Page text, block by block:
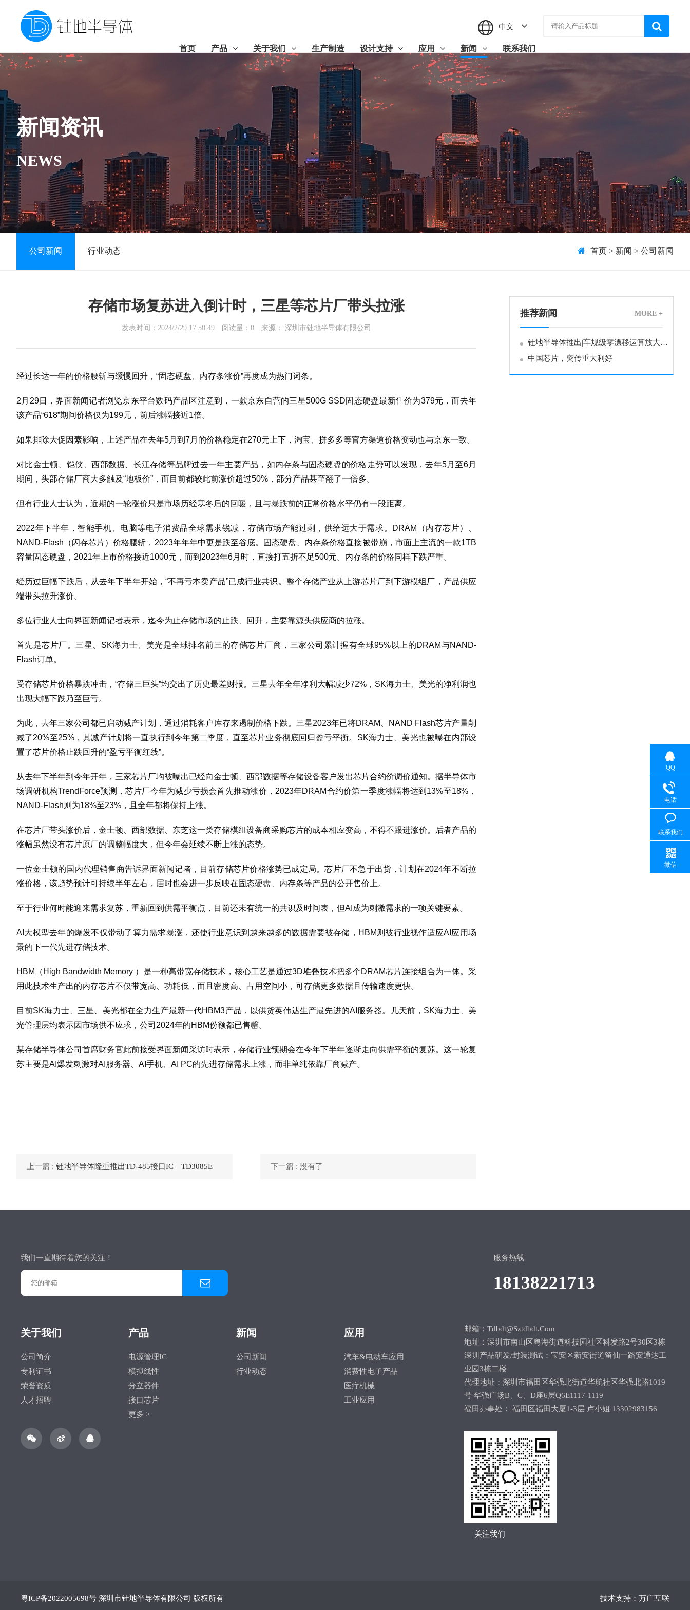
中文
首页 产品 关于我们 生产制造 设计支持 应用 新闻 联系我们
新闻资讯
NEWS
首页 > 新闻 > 公司新闻
公司新闻 行业动态
存储市场复苏进入倒计时，三星等芯片厂带头拉涨
发表时间：2024/2/29 17:50:49 阅读量： 0 来源： 深圳市钍地半导体有限公司
经过长达一年的价格腰斩与缓慢回升，“固态硬盘、内存条涨价”再度成为热门词条。
2月29日，界面新闻记者浏览京东平台数码产品区注意到，一款京东自营的三星500G SSD固态硬盘最新售价为379元，而去年
该产品“618”期间价格仅为199元，前后涨幅接近1倍。
如果排除大促因素影响，上述产品在去年5月到7月的价格稳定在270元上下，淘宝、拼多多等官方渠道价格变动也与京东一致。
对比金士顿、铠侠、西部数据、长江存储等品牌过去一年主要产品，如内存条与固态硬盘的价格走势可以发现，去年5月至6月
期间，头部存储厂商大多触及“地板价”，而目前都较此前涨价超过50%，部分产品甚至翻了一倍多。
但有行业人士认为，近期的一轮涨价只是市场历经寒冬后的回暖，且与暴跌前的正常价格水平仍有一段距离。
2022年下半年，智能手机、电脑等电子消费品全球需求锐减，存储市场产能过剩，供给远大于需求。DRAM（内存芯片）、
NAND-Flash（闪存芯片）价格腰斩，2023年年年中更是跌至谷底。固态硬盘、内存条价格直接被带崩，市面上主流的一款1TB
容量固态硬盘，2021年上市价格接近1000元，而到2023年6月时，直接打五折不足500元。内存条的价格同样下跌严重。
经历过巨幅下跌后，从去年下半年开始，“不再亏本卖产品”已成行业共识。整个存储产业从上游芯片厂到下游模组厂，产品供应
端带头拉升涨价。
多位行业人士向界面新闻记者表示，迄今为止存储市场的止跌、回升，主要靠源头供应商的拉涨。
首先是芯片厂。三星、SK海力士、美光是全球排名前三的存储芯片厂商，三家公司累计握有全球95%以上的DRAM与NAND-
Flash订单。
受存储芯片价格暴跌冲击，“存储三巨头”均交出了历史最差财报。三星去年全年净利大幅减少72%，SK海力士、美光的净利润也
出现大幅下跌乃至巨亏。
为此，去年三家公司都已启动减产计划，通过消耗客户库存来遏制价格下跌。三星2023年已将DRAM、NAND Flash芯片产量削
减了20%至25%，其减产计划将一直执行到今年第二季度，直至芯片业务彻底回归盈亏平衡。SK海力士、美光也被曝在内部设
置了芯片价格止跌回升的“盈亏平衡红线”。
从去年下半年到今年开年，三家芯片厂均被曝出已经向金士顿、西部数据等存储设备客户发出芯片合约价调价通知。据半导体市
场调研机构TrendForce预测，芯片厂今年为减少亏损会首先推动涨价，2023年DRAM合约价第一季度涨幅将达到13%至18%，
NAND-Flash则为18%至23%，且全年都将保持上涨。
在芯片厂带头涨价后，金士顿、西部数据、东芝这一类存储模组设备商采购芯片的成本相应变高，不得不跟进涨价。后者产品的
涨幅虽然没有芯片原厂的调整幅度大，但今年会延续不断上涨的态势。
一位金士顿的国内代理销售商告诉界面新闻记者，目前存储芯片价格涨势已成定局。芯片厂不急于出货，计划在2024年不断拉
涨价格，该趋势预计可持续半年左右，届时也会进一步反映在固态硬盘、内存条等产品的公开售价上。
至于行业何时能迎来需求复苏，重新回到供需平衡点，目前还未有统一的共识及时间表，但AI成为刺激需求的一项关键要素。
AI大模型去年的爆发不仅带动了算力需求暴涨，还使行业意识到越来越多的数据需要被存储，HBM则被行业视作适应AI应用场
景的下一代先进存储技术。
HBM（High Bandwidth Memory ）是一种高带宽存储技术，核心工艺是通过3D堆叠技术把多个DRAM芯片连接组合为一体。采
用此技术生产出的内存芯片不仅带宽高、功耗低，而且密度高、占用空间小，可存储更多数据且传输速度更快。
目前SK海力士、三星、美光都在全力生产最新一代HBM3产品，以供货英伟达生产最先进的AI服务器。几天前，SK海力士、美
光管理层均表示因市场供不应求，公司2024年的HBM份额都已售罄。
某存储半导体公司首席财务官此前接受界面新闻采访时表示，存储行业预期会在今年下半年逐渐走向供需平衡的复苏。这一轮复
苏主要是AI爆发刺激对AI服务器、AI手机、AI PC的先进存储需求上涨，而非单纯依靠厂商减产。
上一篇 : 钍地半导体隆重推出TD-485接口IC—TD3085E 下一篇 : 没有了
推荐新闻 MORE +
钍地半导体推出|车规级零漂移运算放大器TD8331Q1
中国芯片，突传重大利好
我们一直期待着您的关注！ 服务热线
18138221713
关于我们
公司简介
专利证书
荣誉资质
人才招聘
产品
电源管理IC
模拟线性
分立器件
接口芯片
更多 >
新闻
公司新闻
行业动态
应用
汽车&电动车应用
消费性电子产品
医疗机械
工业应用
邮箱：tdbdt@sztdbdt.Com
地址：深圳市南山区粤海街道科技园社区科发路2号30区3栋
深圳产品研发/封装测试：宝安区新安街道留仙一路安通达工
业园3栋二楼
代理地址：深圳市福田区华强北街道华航社区华强北路1019
号 华强广场B、C、D座6层Q6E1117-1119
福田办事处： 福田区福田大厦1-3层 卢小姐 13302983156
关注我们
粤ICP备2022005698号 技术支持：万广互联
深圳市钍地半导体有限公司 版权所有
QQ
电话
联系我们
微信